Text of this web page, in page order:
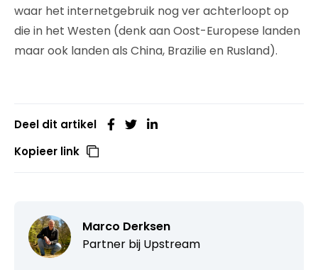
waar het internetgebruik nog ver achterloopt op
die in het Westen (denk aan Oost-Europese landen
maar ook landen als China, Brazilie en Rusland).
Deel dit artikel
Kopieer link
Marco Derksen
Partner bij Upstream